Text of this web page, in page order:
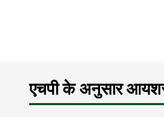
एचपी के अनुसार